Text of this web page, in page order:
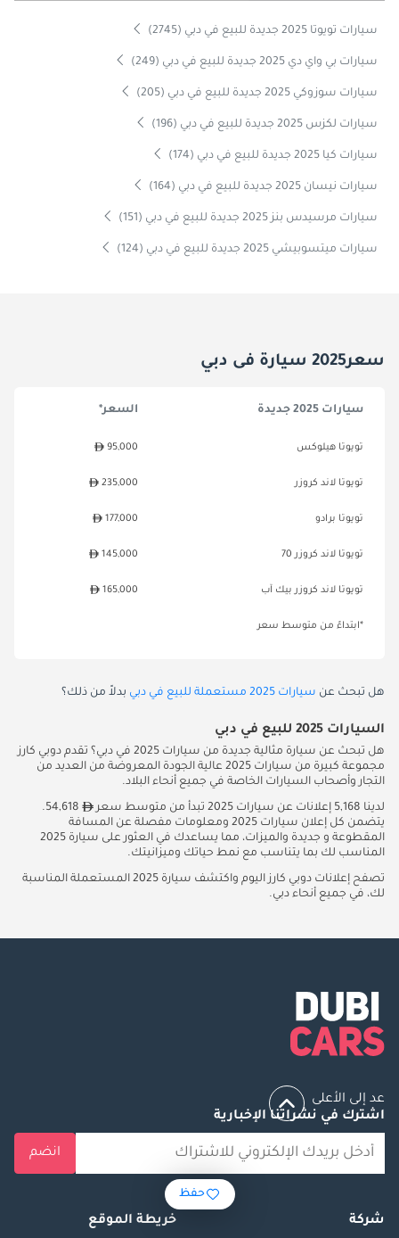
سيارات تويوتا 2025 جديدة للبيع في دبي (2745)
سيارات بي واي دي 2025 جديدة للبيع في دبي (249)
سيارات سوزوكي 2025 جديدة للبيع في دبي (205)
سيارات لكزس 2025 جديدة للبيع في دبي (196)
سيارات كيا 2025 جديدة للبيع في دبي (174)
سيارات نيسان 2025 جديدة للبيع في دبي (164)
سيارات مرسيدس بنز 2025 جديدة للبيع في دبي (151)
سيارات ميتسوبيشي 2025 جديدة للبيع في دبي (124)
سعر2025 سيارة فى دبي
سيارات 2025 جديدة السعر*
تويوتا هيلوكس 95,000
تويوتا لاند كروزر 235,000
تويوتا برادو 177,000
تويوتا لاند كروزر 70 145,000
تويوتا لاند كروزر بيك آب 165,000
*ابتداءً من متوسط سعر
هل تبحث عن سيارات 2025 مستعملة للبيع في دبي بدلاً من ذلك؟
السيارات 2025 للبيع في دبي
هل تبحث عن سيارة مثالية جديدة من سيارات 2025 في دبي؟ تقدم دوبي كارز
مجموعة كبيرة من سيارات 2025 عالية الجودة المعروضة من العديد من
التجار وأصحاب السيارات الخاصة في جميع أنحاء البلاد.
لدينا 5,168 إعلانات عن سيارات 2025 تبدأ من متوسط ​​سعر
54,618.
يتضمن كل إعلان سيارات 2025 ومعلومات مفصلة عن المسافة
المقطوعة و جديدة والميزات، مما يساعدك في العثور على سيارة 2025
المناسب لك بما يتناسب مع نمط حياتك وميزانيتك.
تصفح إعلانات دوبي كارز اليوم واكتشف سيارة 2025 المستعملة المناسبة
لك، في جميع أنحاء دبي.
حفظ
عد إلى الأعلى
اشترك في نشراتنا الإخبارية
انضم
شركة خريطة الموقع